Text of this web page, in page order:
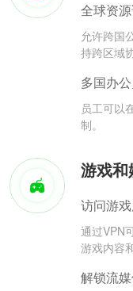
全球资
允许跨国
持跨区域
多国办
员工可以
制。
游戏和
访问游
通过VPN
游戏内容
解锁流